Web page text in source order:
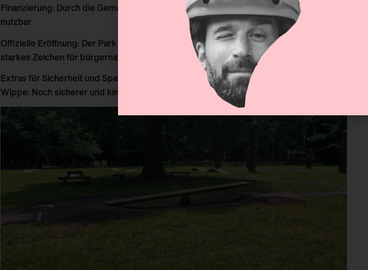
Finanzierung: Durch die Gemeinde mitgetragen, der Park istöffentlich und kostenlos
nutzbar
Offizielle Eröffnung: Der Park wurde im Beisein der Gemeinde feierlich eröffnet – ein
starkes Zeichen für bürgernahe Freizeitgestaltung
Extras für Sicherheit und Spass
Wellen im Asphalt entschärfen die
Wippe: Noch sicherer und kinderfreundlicher für alle Altersklassen